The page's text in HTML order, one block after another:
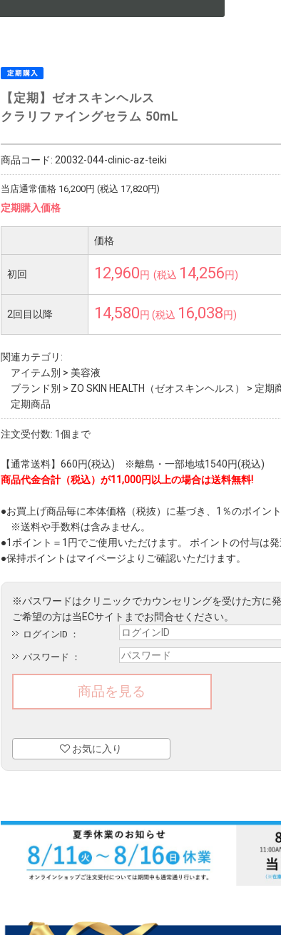
【定期】ゼオスキンヘルス
クラリファイングセラム 50mL
商品コード: 20032-044-clinic-az-teiki
当店通常価格 16,200円 (税込 17,820円)
定期購入価格
価格
初回 12,960円 (税込 14,256円)
2回目以降 14,580円 (税込 16,038円)
関連カテゴリ:
アイテム別 > 美容液
ブランド別 > ZO SKIN HEALTH（ゼオスキンヘルス） > 定期
定期商品
注文受付数: 1個まで
【通常送料】660円(税込) ※離島・一部地域1540円(税込)
商品代金合計（税込）が11,000円以上の場合は送料無料!
●お買上げ商品毎に本体価格（税抜）に基づき、1％のポイン
※送料や手数料は含みません。
●1ポイント＝1円でご使用いただけます。 ポイントの付与は発
●保持ポイントはマイページよりご確認いただけます。
ログインID ：
パスワード ：
お気に入り